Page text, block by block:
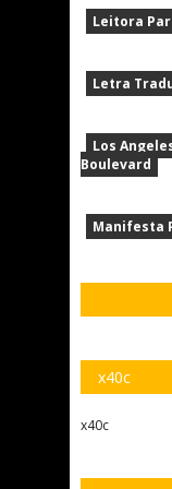
Leitora
Letra
Los
Boulevard
Manifesta
x40c
x40c